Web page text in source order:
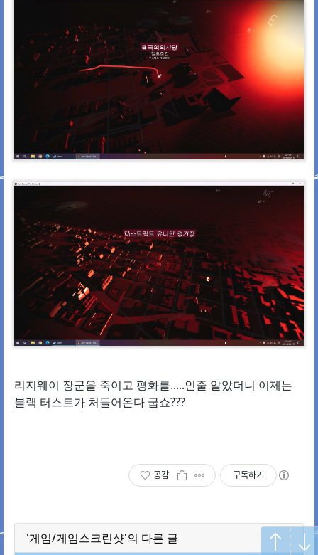
리지웨이 장군을 죽이고 평화를.....인줄 알았더니 이제는
블랙 터스트가 처들어온다 굽쇼???
공감 구독하기
'게임/게임스크린샷'의 다른 글